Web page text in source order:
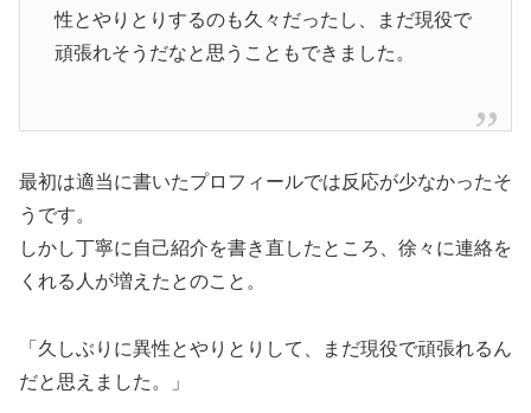
性とやりとりするのも久々だったし、まだ現役で
頑張れそうだなと思うこともできました。
最初は適当に書いたプロフィールでは反応が少なかったそ
うです。
しかし丁寧に自己紹介を書き直したところ、徐々に連絡を
くれる人が増えたとのこと。
「久しぶりに異性とやりとりして、まだ現役で頑張れるん
だと思えました。」